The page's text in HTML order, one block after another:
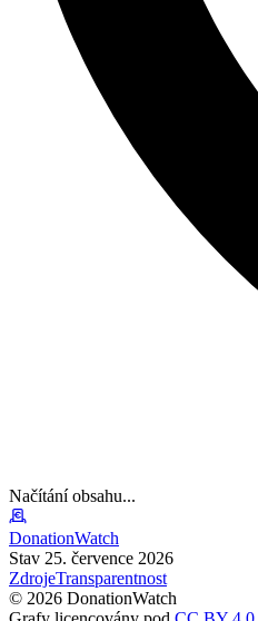
Načítání obsahu...
DonationWatch
Stav 25. července 2026
ZdrojeTransparentnost
© 2026 DonationWatch